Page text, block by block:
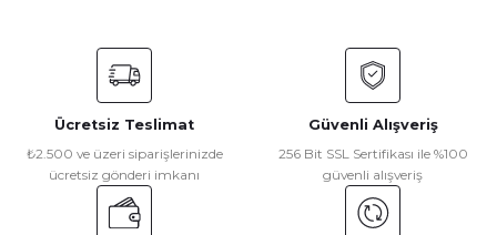
Ücretsiz Teslimat
₺2.500 ve üzeri siparişlerinizde
ücretsiz gönderi imkanı
Güvenli Alışveriş
256 Bit SSL Sertifikası ile %100
güvenli alışveriş